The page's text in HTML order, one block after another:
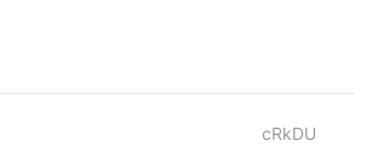
cRkDU